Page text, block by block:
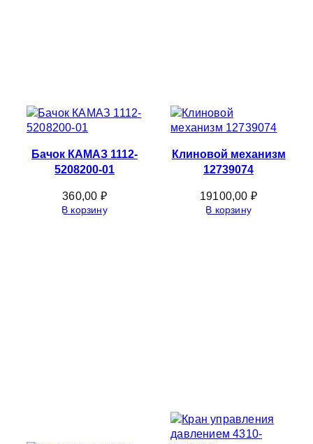
Бачок КАМАЗ 1112-
5208200-01
360,00 ₽
В корзину
Клиновой механизм
12739074
19100,00 ₽
В корзину